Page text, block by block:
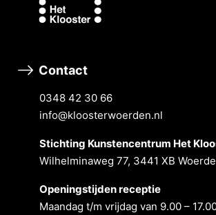
Contact
0348 42 30 66
info@kloosterwoerden.nl
Stichting Kunstencentrum Het
Wilhelminaweg 77, 3441 XB
Openingstĳden receptie
Maandag t/m vrĳdag van 9.00 –